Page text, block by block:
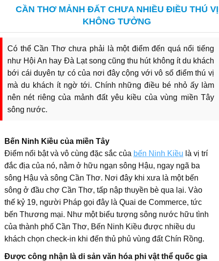
CẦN THƠ MẢNH ĐẤT CHƯA NHIỀU ĐIỀU THÚ VỊ
KHÔNG TƯỞNG
Có thể Cần Thơ chưa phải là một điểm đến quá nổi tiếng
như Hội An hay Đà Lạt song cũng thu hút không ít du khách
bới cái duyên tự có của nơi đây cộng với vô số điểm thú vị
mà du khách ít ngờ tới. Chính những điều bé nhỏ ấy làm
nên nét riêng của mảnh đất yêu kiều của vùng miền Tây
sông nước.
Bến Ninh Kiều của miền Tây
Điểm nổi bật và vô cùng đặc sắc của bến Ninh Kiều là vị trí
đắc địa của nó, nằm ở hữu ngạn sông Hậu, ngay ngã ba
sông Hậu và sông Cần Thơ. Nơi đây khi xưa là một bến
sông ở đầu chợ Cần Thơ, tấp nập thuyền bè qua lại. Vào
thế kỷ 19, người Pháp gọi đây là Quai de Commerce, tức
bến Thương mại. Như một biểu tượng sông nước hữu tình
của thành phố Cần Thơ, Bến Ninh Kiều được nhiều du
khách chọn check-in khi đến thủ phủ vùng đất Chín Rồng.
Được công nhận là di sản văn hóa phi vật thể quốc gia